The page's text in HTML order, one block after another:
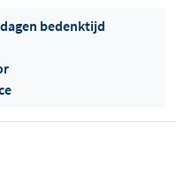
bedenktijd